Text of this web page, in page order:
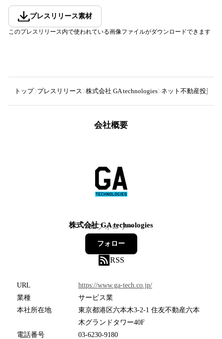
プレスリリース素材
このプレスリリース内で使われている画像ファイルがダウンロードできます
トップ プレスリリース 株式会社 GA technologies ネット不動産投資の
会社概要
株式会社 GA technologies
82フォロワー
フォロー
RSS
URL
https://www.ga-tech.co.jp/
業種
サービス業
本社所在地
東京都港区六本木3-2-1 住友不動産六本
木グランドタワー40F
電話番号
03-6230-9180